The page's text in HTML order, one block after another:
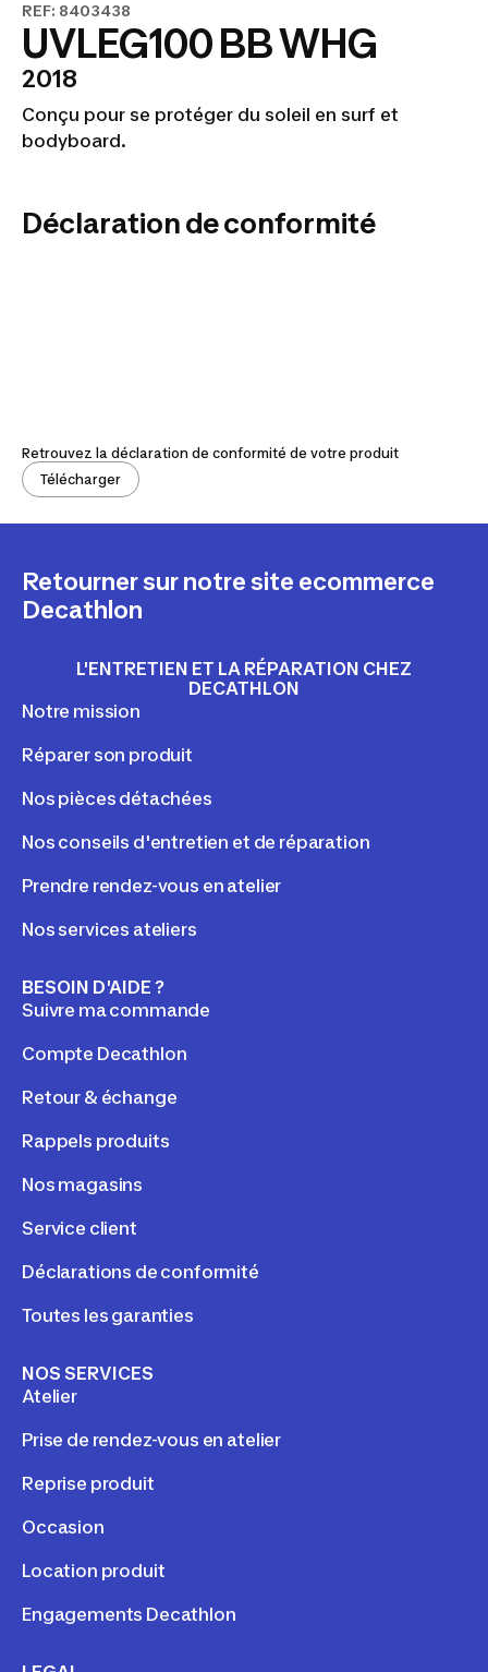
REF: 8403438
UVLEG100 BB WHG
2018
Conçu pour se protéger du soleil en surf et
bodyboard.
Déclaration de conformité
Retrouvez la déclaration de conformité de votre produit
Télécharger
Retourner sur notre site ecommerce
Decathlon
L'ENTRETIEN ET LA RÉPARATION CHEZ
DECATHLON
Notre mission
Réparer son produit
Nos pièces détachées
Nos conseils d'entretien et de réparation
Prendre rendez-vous en atelier
Nos services ateliers
BESOIN D'AIDE ?
Suivre ma commande
Compte Decathlon
Retour & échange
Rappels produits
Nos magasins
Service client
Déclarations de conformité
Toutes les garanties
NOS SERVICES
Atelier
Prise de rendez-vous en atelier
Reprise produit
Occasion
Location produit
Engagements Decathlon